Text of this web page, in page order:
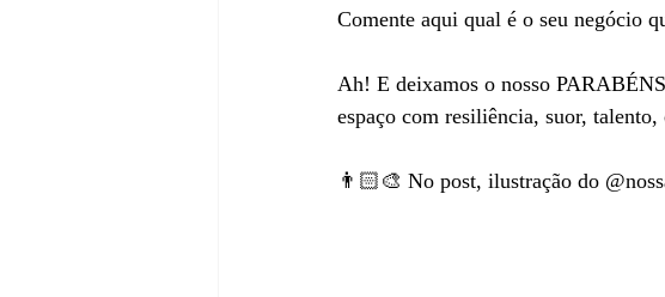
Comente aqui qual é o seu negócio
Ah! E deixamos o nosso
espaço com resiliência, suor,
👨🏻‍🎨 No post, ilustração do